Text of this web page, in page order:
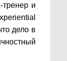
и
дело в